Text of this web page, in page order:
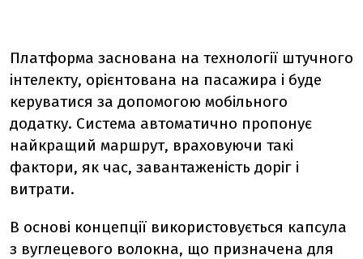
Платформа заснована на технології штучного
інтелекту, орієнтована на пасажира і буде
керуватися за допомогою мобільного
додатку. Система автоматично пропонує
найкращий маршрут, враховуючи такі
фактори, як час, завантаженість доріг і
витрати.
В основі концепції використовується капсула
з вуглецевого волокна, що призначена для